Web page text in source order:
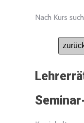
Nach Kurs